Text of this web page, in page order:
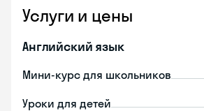
Услуги и цены
Английский язык
Мини-курс для школьников
Уроки для детей